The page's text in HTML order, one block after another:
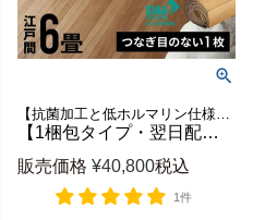
【抗菌加工と低ホルマリン仕様でお子様にも安心】江戸間6畳用フローリングカーペット ウッドカーペット6畳 新生活
【1梱包タイプ・翌日配達対応品】抗菌加工ウッドカーペットTU-90シリーズ江戸間6畳用約260×350cm
販売価格 ¥40,800税込
1件